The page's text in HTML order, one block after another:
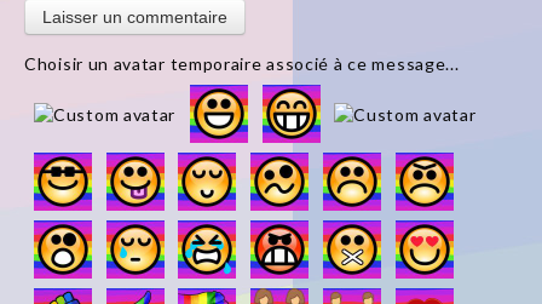
Choisir un avatar temporaire associé à ce message...